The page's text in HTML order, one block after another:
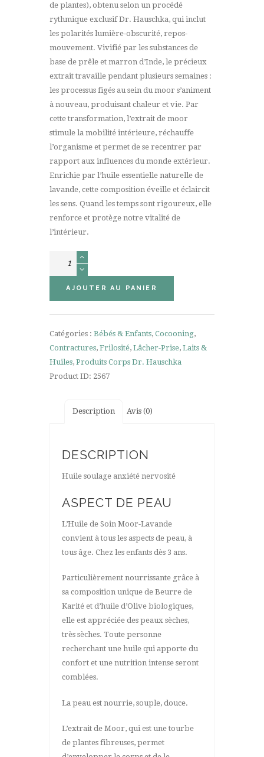
de plantes), obtenu selon un procédé
rythmique exclusif Dr. Hauschka, qui inclut
les polarités lumière-obscurité, repos-
mouvement. Vivifié par les substances de
base de prêle et marron d’Inde, le précieux
extrait travaille pendant plusieurs semaines :
les processus figés au sein du moor s’animent
à nouveau, produisant chaleur et vie. Par
cette transformation, l’extrait de moor
stimule la mobilité intérieure, réchauffe
l’organisme et permet de se recentrer par
rapport aux influences du monde extérieur.
Enrichie par l’huile essentielle naturelle de
lavande, cette composition éveille et éclaircit
les sens. Quand les temps sont rigoureux, elle
renforce et protège notre vitalité de
l’intérieur.
Huile
de
Soin
AJOUTER AU PANIER
Catégories : Bébés & Enfants, Cocooning,
Contractures, Frilosité, Lâcher-Prise, Laits &
Huiles, Produits Corps Dr. Hauschka
Product ID: 2567
Description Avis (0)
DESCRIPTION
Huile soulage anxiété nervosité
ASPECT DE PEAU
L’Huile de Soin Moor-Lavande
convient à tous les aspects de peau, à
tous âge. Chez les enfants dès 3 ans.
Particulièrement nourrissante grâce à
sa composition unique de Beurre de
Karité et d’huile d’Olive biologiques,
elle est appréciée des peaux sèches,
très sèches. Toute personne
recherchant une huile qui apporte du
confort et une nutrition intense seront
comblées.
La peau est nourrie, souple, douce.
L’extrait de Moor, qui est une tourbe
de plantes fibreuses, permet